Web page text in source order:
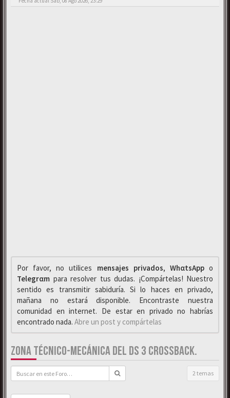
Por favor, no utilices mensajes privados, WhαtsAppo
Telegrαm para resolver tus dudas. ¡Compártelas! Nuestro
sentido es transmitir sabiduría. Si lo haces en privado,
mañana no estará disponible. Encontraste nuestra
comunidad en internet. De estar en privado no habrías
encontrado nada. Abre un post y compártelas
ZONA TÉCNICO-MECÁNICA DEL DS 3 CROSSBACK.
2 temas